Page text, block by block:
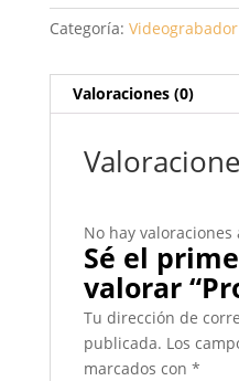
Categoría:
Valoraciones (0)
No hay valoraciones
Sé el
valorar
Tu dirección de
publicada. Los
marcados con *